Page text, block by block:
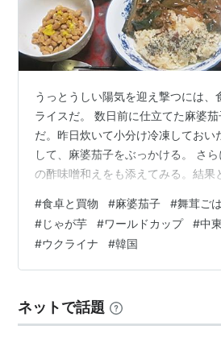
全周から圧倒的な兵力で攻撃を行
スラエルの消滅は時間の問題かと
い所帯のアラブ諸国と後がないイ
イスラエルは死にものぐるいで武
戦い、最終的には1947年の国連の
に定められた以上の領域を確保
に成功した。
が発生した。
第二次中東戦争
エジプトのナセル大統領がスエズ
建設者兼オーナーであるフランス
うっとうしい陽気を迎え撃つには、
ライスだ。 数日前に仕立てた麻婆
だ。昨日炊いて小分け冷凍しておい
して、麻婆茄子をぶっかける。 さ
の酢味噌和えをも添えてみる。結果
てる前日には、カボチャを炊いたの
とっくになくなっている。 数日前の
茄子は、茄子と挽肉の量はそのまま
控えめにして、代りに圧倒的な量の
の、ぜいたくな試みだ。 せっかく
#食卓と買物 #麻婆茄子 #舞茸ご
#じゃが芋 #ワールドカップ #中
#ウクライナ #韓国
ネットで話題